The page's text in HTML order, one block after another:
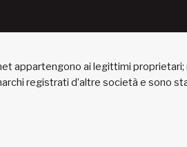
appartengono ai legittimi
registrati d’altre società e sono